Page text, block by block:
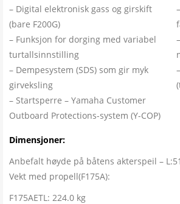
Digital elektronisk gass og girskift
(bare F200G)
Funksjon for dorging med variabel
turtallsinnstilling
Dempesystem (SDS) som gir myk
girveksling
Startsperre – Yamaha Customer
Outboard Protections-system (Y-COP)
Dimensjoner:
Anbefalt høyde på båtens akterspeil –
Vekt med propell(F175A):
F175AETL: 224.0 kg